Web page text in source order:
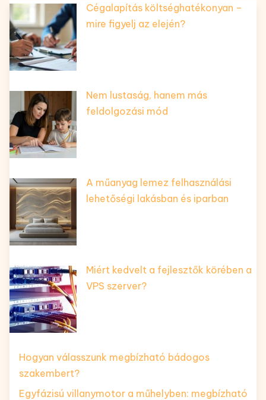
Cégalapítás költséghatékonyan –
mire figyelj az elején?
Nem lustaság, hanem más
feldolgozási mód
A műanyag lemez felhasználási
lehetőségi lakásban és iparban
Miért kedvelt a fejlesztők körében a
VPS szerver?
Hogyan válasszunk megbízható bádogos
szakembert?
Egyfázisú villanymotor a műhelyben: megbízható